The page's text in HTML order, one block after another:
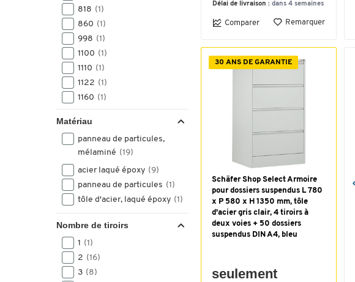
818 (1)
860 (1)
998 (1)
1100 (1)
1110 (1)
1122 (1)
1160 (1)
1170(1)
1298
1350(6)
1880 (1)
1910 (1)
2004 (2)
2156(1)
2160(1)
2250 (2)
2270
Matériau
panneau de particules,
mélaminé (19)
acier laqué époxy (9)
panneau de particules (1)
tôle d'acier, laqué époxy (1)
Nombre de tiroirs
1 (1)
2 (16)
3 (8)
Délai de livraison : dans 4 semaines
Comparer Remarquer
30 ANS DE GARANTIE
Schäfer Shop Select Armoire
pour dossiers suspendus L 780
x P 580 x H 1350 mm, tôle
d'acier gris clair, 4 tiroirs à
deux voies + 50 dossiers
suspendus DIN A4, bleu
seulement